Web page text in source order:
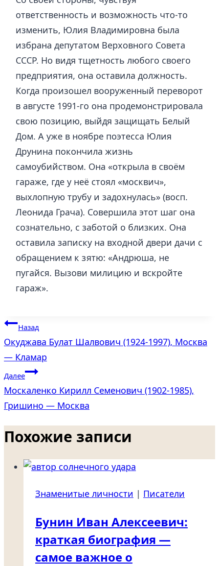
ответственность и возможность что-то
изменить, Юлия Владимировна была
избрана депутатом Верховного Совета
СССР. Но видя тщетность любого своего
предприятия, она оставила должность.
Когда произошел вооруженный переворот
в августе 1991-го она продемонстрировала
свою позицию, выйдя защищать Белый
Дом. А уже в ноябре поэтесса Юлия
Друнина покончила жизнь
самоубийством. Она «открыла в своём
гараже, где у неё стоял «москвич»,
выхлопную трубу и задохнулась» (восп.
Леонида Грача). Совершила этот шаг она
сознательно, с заботой о близких. Она
оставила записку на входной двери дачи с
обращением к зятю: «Андрюша, не
пугайся. Вызови милицию и вскройте
гараж».
Навигация
по
записям
Назад
Окуджава Булат Шалвович (1924-1997), Москва
— Кламар
Далее
Москаленко Кирилл Семенович (1902-1985),
Гришино — Москва
Похожие записи
Знаменитые личности | Писатели
Бунин Иван Алексеевич:
краткая биография —
самое важное о